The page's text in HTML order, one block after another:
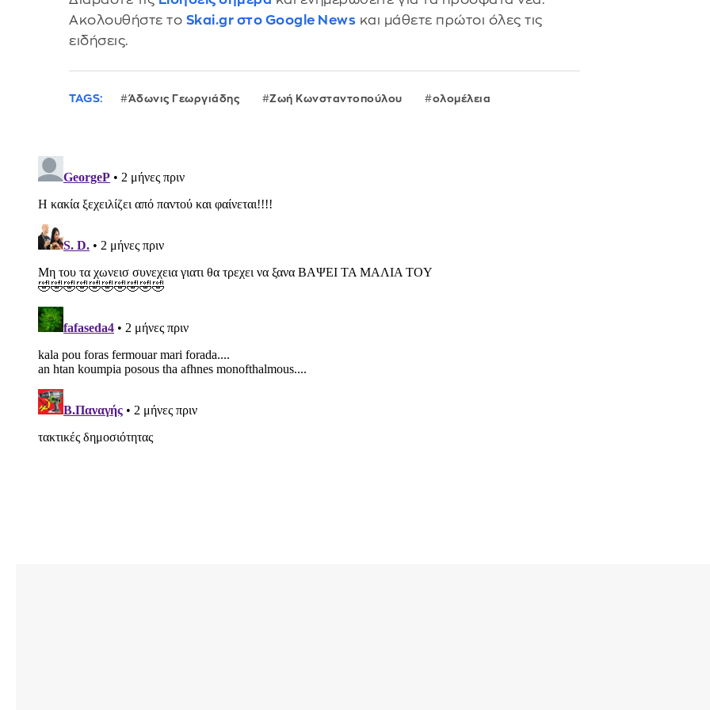
Ακολουθήστε το Skai.gr στο Google News και μάθετε πρώτοι όλες τις
ειδήσεις.
TAGS: Άδωνις Γεωργιάδης Ζωή Κωνσταντοπούλου ολομέλεια